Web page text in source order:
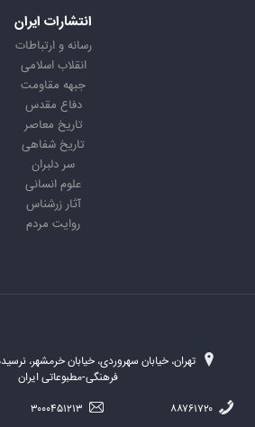
انتشارات ایران
رسانه و ارتباطات
انقلاب اسلامی
جبهه مقاومت
دفاع مقدس
تاریخ معاصر
تاریخ شفاهی
سر دلبران
علوم انسانی
آثار زرشناس
روایت مردم
تهران، خیابان سهروردی، خیابان خرمشهر،
فرهنگی-مطبوعاتی ایران